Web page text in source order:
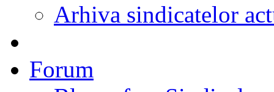
Arhiva sindicatelor
Forum